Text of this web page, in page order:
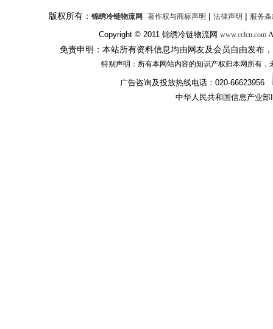
版权所有： 锦绣冷链物流网 著作权与商标声明 | 法律声明 | 服务条
Copyright © 2011 锦绣冷链物流网 www.cclcn.com
免责申明：本站所有资料信息均由网友及会员自由发布
特别声明：所有本网站内容的知识产权归本网所有
广告咨询及投放热线电话： 020-66623956
中华人民共和国信息产业